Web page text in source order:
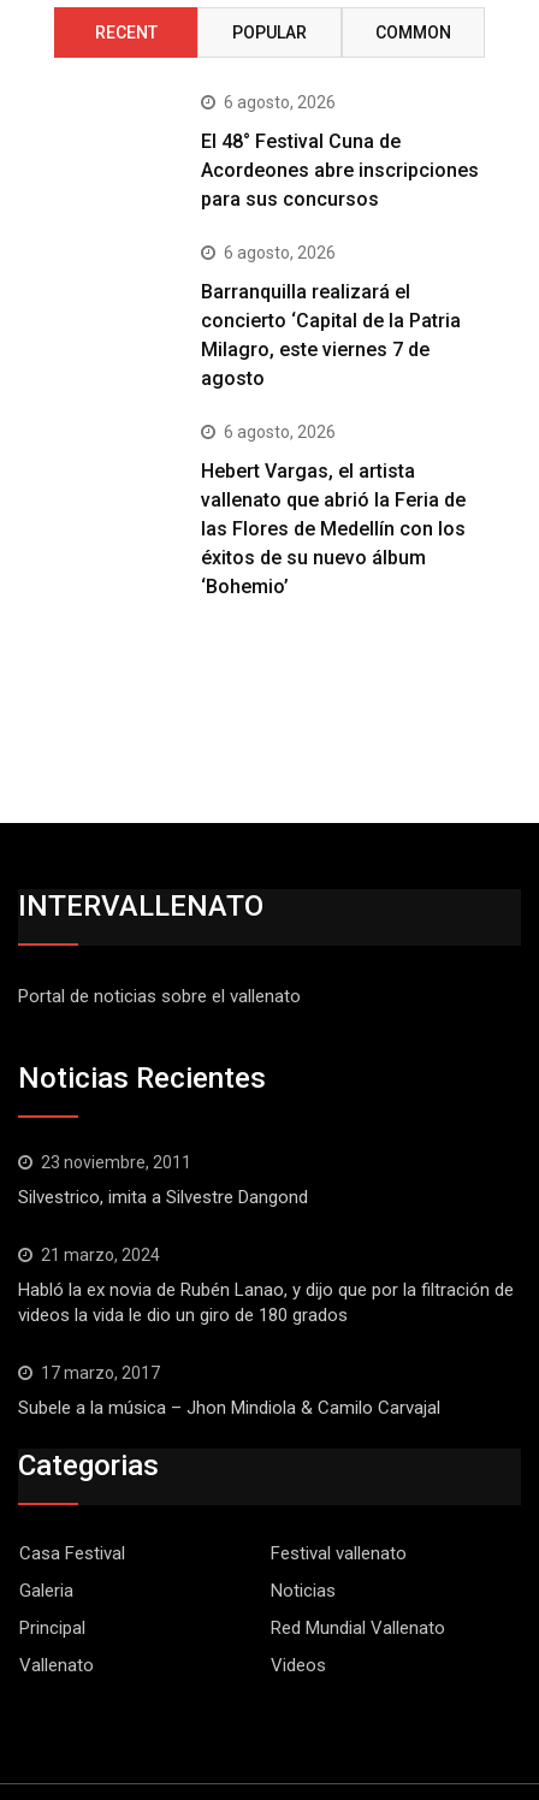
RECENT POPULAR COMMON
6 agosto, 2026
El 48° Festival Cuna de
Acordeones abre inscripciones
para sus concursos
6 agosto, 2026
Barranquilla realizará el
concierto ‘Capital de la Patria
Milagro, este viernes 7 de
agosto
6 agosto, 2026
Hebert Vargas, el artista
vallenato que abrió la Feria de
las Flores de Medellín con los
éxitos de su nuevo álbum
‘Bohemio’
INTERVALLENATO
Portal de noticias sobre el vallenato
Noticias Recientes
23 noviembre, 2011
Silvestrico, imita a Silvestre Dangond
21 marzo, 2024
Habló la ex novia de Rubén Lanao, y dijo que por la filtración de
videos la vida le dio un giro de 180 grados
17 marzo, 2017
Subele a la música – Jhon Mindiola & Camilo Carvajal
Categorias
Casa Festival
Festival vallenato
Galeria
Noticias
Principal
Red Mundial Vallenato
Vallenato
Videos